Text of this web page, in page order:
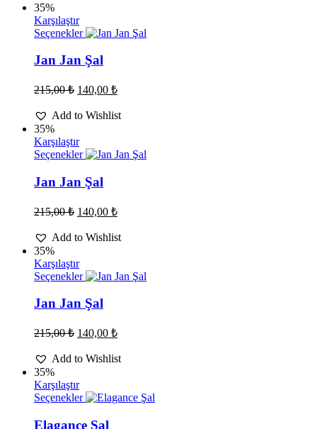
35%
Karşılaştır
Seçenekler Bu
birden
fazla
varyasyonu
var.
Seçenekler
ürün
seçilebilir
Jan Jan Şal
215,00₺ Orijinal
215,00 ₺.
140,00 ₺Şu
fiyat:
Add to Wishlist
35%
Karşılaştır
Seçenekler Bu
birden
fazla
varyasyonu
var.
ürün
seçilebilir
Jan Jan Şal
215,00₺ Orijinal
215,00 ₺.
140,00 ₺Şu
fiyat:
Add to Wishlist
35%
Karşılaştır
Seçenekler Bu
birden
fazla
varyasyonu
var.
Seçenekler
ürün
seçilebilir
Jan Jan Şal
215,00₺ Orijinal
215,00 ₺.
140,00 ₺Şu
fiyat:
Add to Wishlist
35%
Karşılaştır
Seçenekler Bu
birden
Elagance Şal